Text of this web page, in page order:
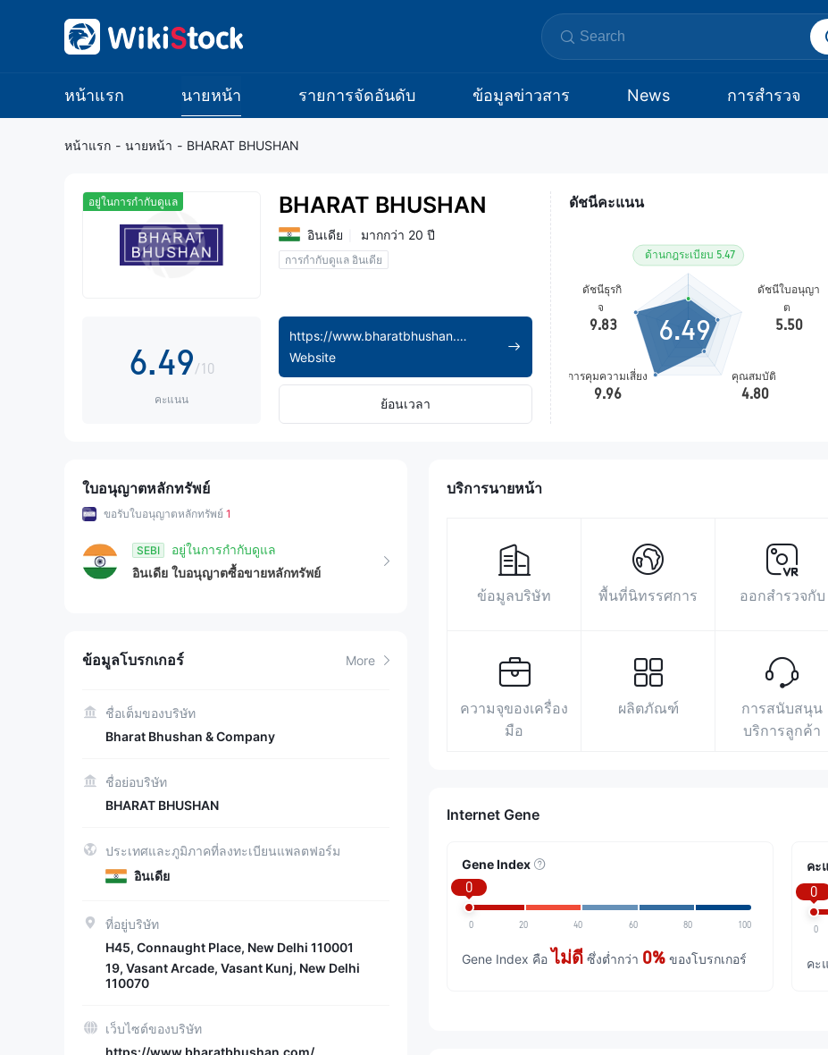
หน้าแรก นายหน้า รายการจัดอันดับ ข้อมูลข่าวสาร News การสำรวจ
หน้าแรก - นายหน้า - BHARAT BHUSHAN
อยู่ในการกำกับดูแล
1
2
3
4
6
9
.
0
1
2
4
5
7
8
9
1
2
3
4
5
6
7
9/10
คะแนน
BHARAT BHUSHAN
อินเดีย มากกว่า 20 ปี
การกำกับดูแล อินเดีย
https://www.bharatbhushan.com/
Website
ย้อนเวลา
ดัชนีคะแนน
6.49
ใบอนุญาตหลักทรัพย์
ขอรับใบอนุญาตหลักทรัพย์ 1
SEBI
อยู่ในการกำกับดูแล
อินเดีย ใบอนุญาตซื้อขายหลักทรัพย์
ข้อมูลโบรกเกอร์ More
ชื่อเต็มของบริษัท
Bharat Bhushan & Company
ชื่อย่อบริษัท
BHARAT BHUSHAN
ประเทศและภูมิภาคที่ลงทะเบียนแพลตฟอร์ม
อินเดีย
ที่อยู่บริษัท
H45, Connaught Place, New Delhi 110001
19, Vasant Arcade, Vasant Kunj, New Delhi
110070
เว็บไซต์ของบริษัท
https://www.bharatbhushan.com/
บริการนายหน้า
ข้อมูลบริษัท พื้นที่นิทรรศการ ออกสำรวจกับ
ความจุของเครื่อง
มือ
ผลิตภัณฑ์
การสนับสนุน
บริการลูกค้า
Internet Gene
Gene Index
0
0 20 40 60 80 100
Gene Index คือ ไม่ดี ซึ่งต่ำกว่า 0% ของโบรกเกอร์
คะ
0
0
คะ